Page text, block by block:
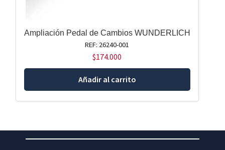
Ampliación Pedal de Cambios WUNDERLICH
REF: 26240-001
$174.000
Añadir al carrito